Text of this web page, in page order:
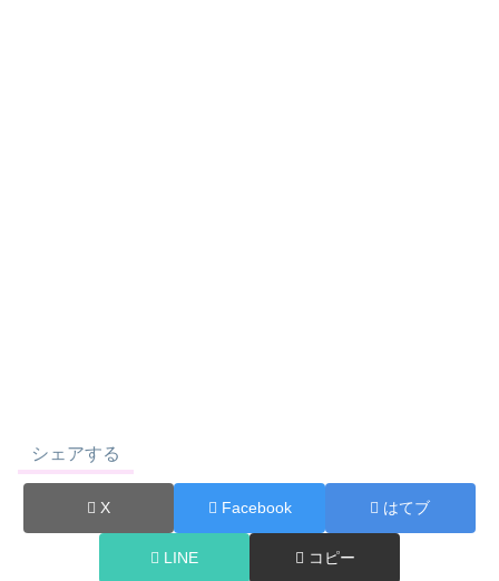
シェアする
X Facebook はてブ
LINE コピー